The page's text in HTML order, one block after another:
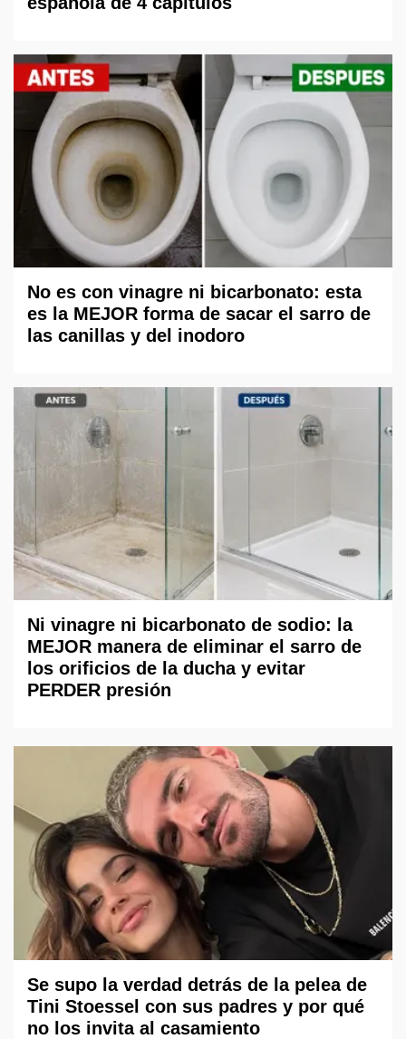
No es con vinagre ni bicarbonato: esta
es la MEJOR forma de sacar el sarro de
las canillas y del inodoro
Ni vinagre ni bicarbonato de sodio: la
MEJOR manera de eliminar el sarro de
los orificios de la ducha y evitar
PERDER presión
Se supo la verdad detrás de la pelea de
Tini Stoessel con sus padres y por qué
no los invita al casamiento